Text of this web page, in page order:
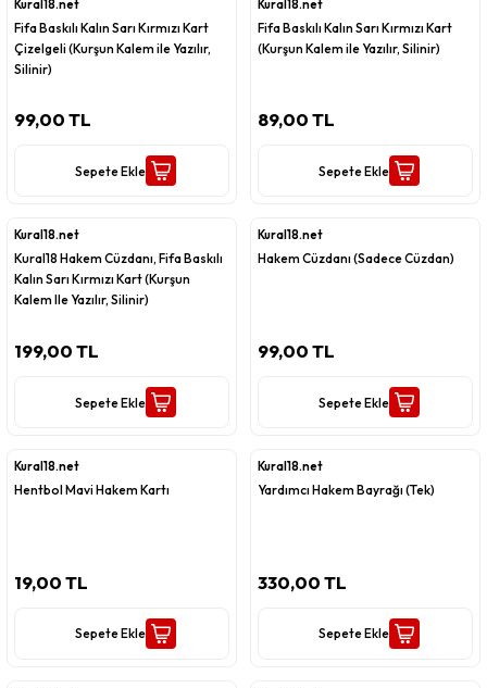
Kural18.net
Fifa Baskılı Kalın Sarı Kırmızı Kart
Çizelgeli (Kurşun Kalem ile Yazılır,
Silinir)
99,00 TL
Sepete Ekle
Kural18.net
Fifa Baskılı Kalın Sarı Kırmızı Kart
(Kurşun Kalem ile Yazılır, Silinir)
89,00 TL
Sepete Ekle
Kural18.net
Kural18 Hakem Cüzdanı, Fifa Baskılı
Kalın Sarı Kırmızı Kart (Kurşun
Kalem Ile Yazılır, Silinir)
199,00 TL
Sepete Ekle
Kural18.net
Hakem Cüzdanı (Sadece Cüzdan)
99,00 TL
Sepete Ekle
Kural18.net
Hentbol Mavi Hakem Kartı
19,00 TL
Sepete Ekle
Kural18.net
Yardımcı Hakem Bayrağı (Tek)
330,00 TL
Sepete Ekle